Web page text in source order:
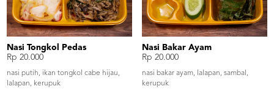
Nasi Tongkol Pedas
Rp 20.000
nasi putih, ikan tongkol cabe hijau,
lalapan, kerupuk
Nasi Bakar Ayam
Rp 20.000
nasi bakar ayam, lalapan, sambal,
kerupuk